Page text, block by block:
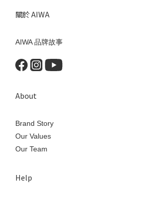
關於 AIWA
AIWA 品牌故事
About
Brand Story
Our Values
Our Team
Help